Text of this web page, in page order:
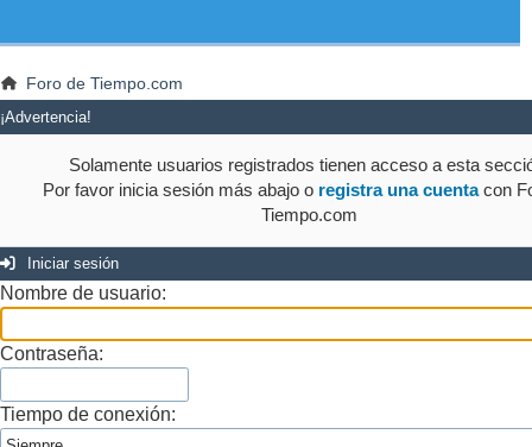
Foro de Tiempo.com
¡Advertencia!
Solamente usuarios registrados tienen acceso a esta
Por favor inicia sesión más abajo o registra una cuentacon
Tiempo.com
Iniciar sesión
Nombre de usuario:
Contraseña:
Tiempo de conexión: